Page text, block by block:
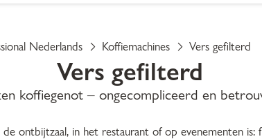
Nederlands Koffiemachines Vers gefilterd
Vers gefilterd
koffiegenot – ongecompliceerd en
ontbijtzaal, in het restaurant of op evenementen is: